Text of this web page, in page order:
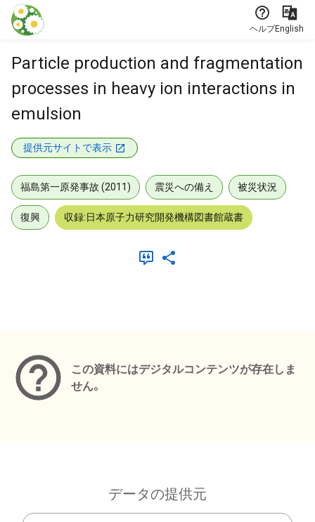
本文に飛ぶ
ヘルプEnglish
Particle production and fragmentation
processes in heavy ion interactions in
emulsion
提供元サイトで表示
福島第一原発事故 (2011) 震災への備え 被災状況
復興 収録:日本原子力研究開発機構図書館蔵書
この資料にはデジタルコンテンツが存在しま
せん。
データの提供元